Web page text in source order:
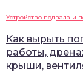
Устройство подвала и
Как вырыть
работы,
крыши,